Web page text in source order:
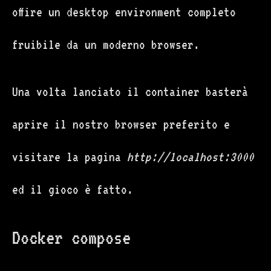
offire un desktop environment completo
fruibile da un moderno browser.
Una volta lanciato il container basterà
aprire il nostro browser preferito e
visitare la pagina http://localhost:3000
ed il gioco è fatto.
Docker compose